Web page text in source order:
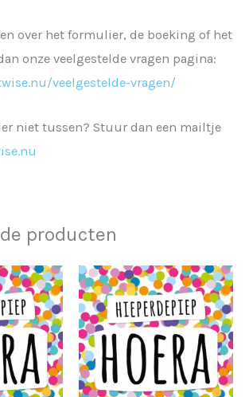
over het formulier, de boeking of het
onze veelgestelde vragen pagina:
veelgestelde-vragen/
niet tussen? Stuur dan een mailtje
producten